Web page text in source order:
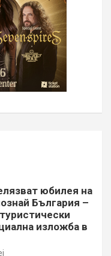
юбилея на
България –
изложба в